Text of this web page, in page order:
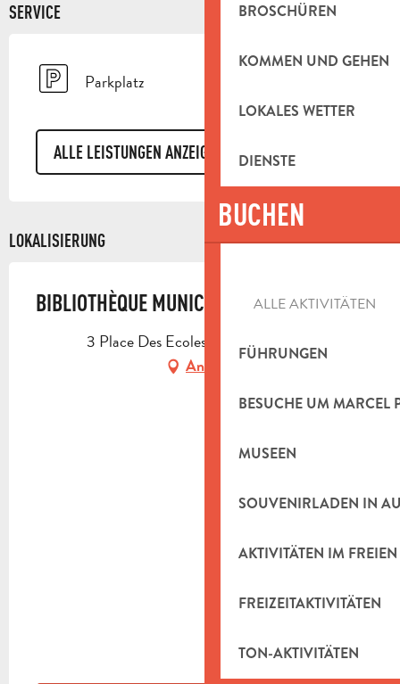
BROSCHÜREN
KOMMEN UND GEHEN
LOKALES WETTER
DIENSTE
BUCHEN
ALLE AKTIVITÄTEN
FÜHRUNGEN
BESUCHE UM MARCEL
MUSEEN
SOUVENIRLADEN IN
AKTIVITÄTEN IM FREIEN
FREIZEITAKTIVITÄTEN
TON-AKTIVITÄTEN
SERVICE
Parkplatz
ALLE LEISTUNGEN ANZEIGEN
LOKALISIERUNG
BIBLIOTHÈQUE MUNICIPALE
3 Place Des Ecoles, 13950 Cadolive
Anfahrt